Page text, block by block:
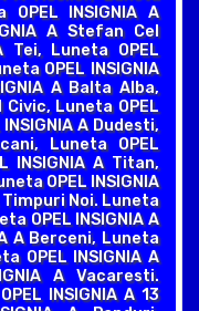
OPEL INSIGNIA A
A Stefan Cel
Tei, Luneta OPEL
OPEL INSIGNIA
A Balta Alba,
Civic, Luneta OPEL
A Dudesti,
Luneta OPEL
INSIGNIA A Titan,
OPEL INSIGNIA
Timpuri Noi. Luneta
OPEL INSIGNIA A
A Berceni, Luneta
OPEL INSIGNIA A
A Vacaresti.
INSIGNIA A 13